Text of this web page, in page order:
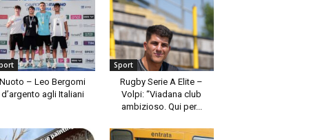
Nuoto – Leo Bergomi
d’argento agli Italiani
Sport
Rugby Serie A Elite –
Volpi: “Viadana club
ambizioso. Qui per...